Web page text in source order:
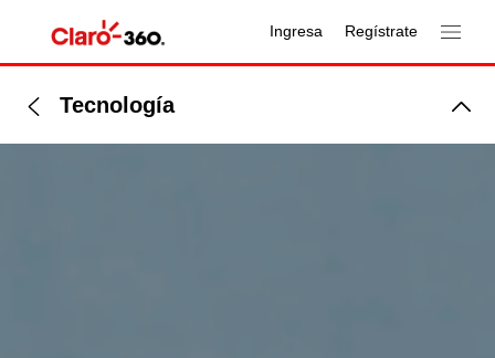
Ingresa Regístrate
Tecnología